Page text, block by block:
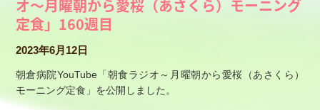
オ～月曜朝から愛桜（あさくら）モーニング
定食」160週目
2023年6月12日
朝倉病院YouTube「朝食ラジオ～月曜朝から愛桜（あさくら）
モーニング定食」を公開しました。